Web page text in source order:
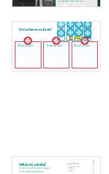
nooit meer af te wassen!
Altijd plastic Soms plastic Nooit plastic
Wat maken we van plastic?
Welk plastic gebruik jij?
Schrijf op welke plastic dingen
je vandaag hebt gebruikt.